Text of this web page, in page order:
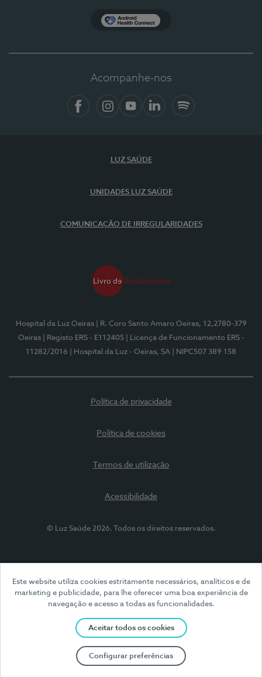
Este website utiliza cookies estritamente necessários, analíticos e de
marketing e publicidade, para lhe oferecer uma boa experiência de
navegação e acesso a todas as funcionalidades.
Aceitar todos os cookies
Configurar preferências
Acompanhe-nos
LUZ SAÚDE
UNIDADES LUZ SAÚDE
COMUNICAÇÃO DE IRREGULARIDADES
Hospital da Luz Oeiras
| R. Coro Santo Amaro Oeiras, 12,2780-379
Oeiras
| Registo ERS - E112405
| Licença de Funcionamento ERS -
11282/2016
| Hospital da Luz - Oeiras, SA | NIPC507 389 158
Política de privacidade
Política de cookies
Termos de utilização
Acessibilidade
© Luz Saúde 2026. Todos os direitos reservados.